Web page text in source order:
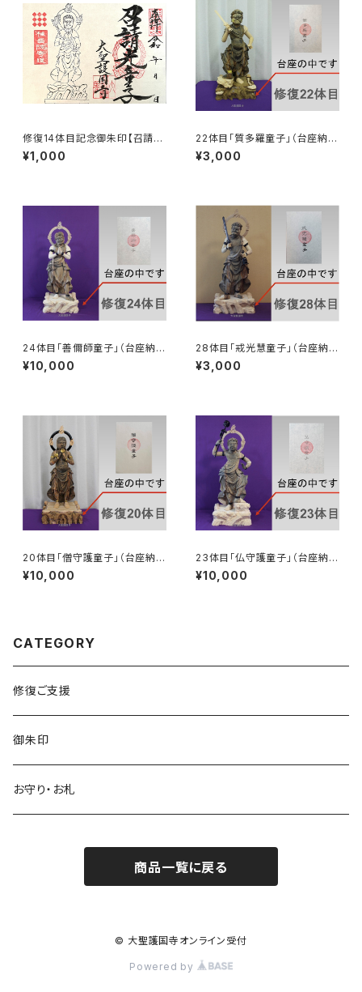
修復14体目記念御朱印【召請光
童子】
¥1,000
22体目「質多羅童子」（台座納
入）
¥3,000
24体目「善儞師童子」（台座納
入）
¥10,000
28体目「戒光慧童子」（台座納
入）
¥3,000
20体目「僧守護童子」（台座納
入）
¥10,000
23体目「仏守護童子」（台座納
入）
¥10,000
CATEGORY
修復ご支援
御朱印
お守り・お札
商品一覧に戻る
© 大聖護国寺オンライン受付
Powered by